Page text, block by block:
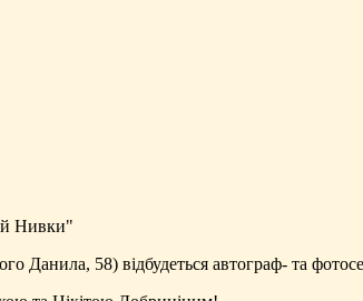
Нивки"
Данила, 58) відбудеться автограф- та